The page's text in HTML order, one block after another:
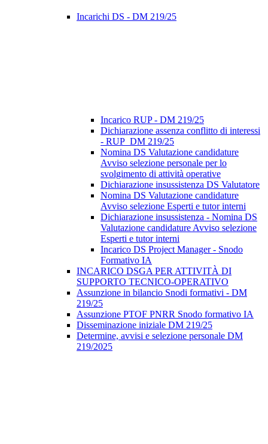
Incarichi DS - DM 219/25
Incarico RUP - DM 219/25
Dichiarazione assenza conflitto di interessi
- RUP_DM 219/25
Nomina DS Valutazione candidature
Avviso selezione personale per lo
svolgimento di attività operative
Dichiarazione insussistenza DS Valutatore
Nomina DS Valutazione candidature
Avviso selezione Esperti e tutor interni
Dichiarazione insussistenza - Nomina DS
Valutazione candidature Avviso selezione
Esperti e tutor interni
Incarico DS Project Manager - Snodo
Formativo IA
INCARICO DSGA PER ATTIVITÀ DI
SUPPORTO TECNICO-OPERATIVO
Assunzione in bilancio Snodi formativi - DM
219/25
Assunzione PTOF PNRR Snodo formativo IA
Disseminazione iniziale DM 219/25
Determine, avvisi e selezione personale DM
219/2025